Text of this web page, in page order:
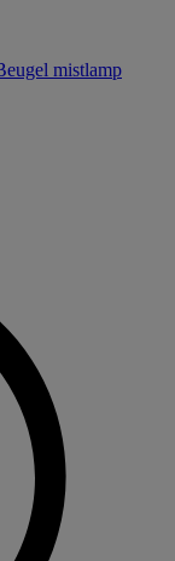
mistlamp